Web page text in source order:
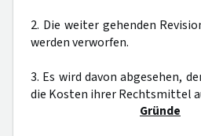
2. Die weiter gehenden
werden verworfen.
3. Es wird davon abgesehen,
die Kosten ihrer Rechtsmittel
Gründe